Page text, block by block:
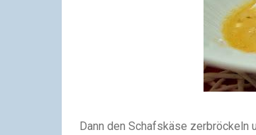
Dann den Schafskäse zerbröckeln